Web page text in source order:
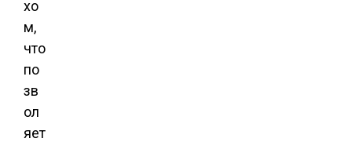
хо
м,
что
по
зв
ол
яет